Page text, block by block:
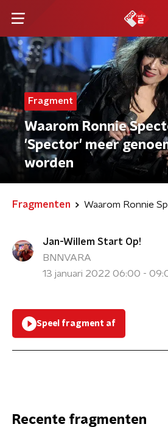
Fragment
Waarom Ronnie
'Spector' meer
worden
Fragmenten
Jan-Willem Start Op!
BNNVARA
13 januari 2022 06:00 -
Speel fragment af
Recente fragmenten